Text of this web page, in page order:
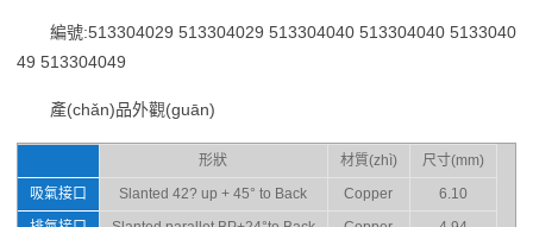
編號:513304029 513304029 513304040 513304040 5133040
49 513304049
產(chǎn)品外觀(guān)
形狀 材質(zhì)
尺寸(mm)
吸氣接口
Slanted 42? up + 45° to Back Copper
6.10